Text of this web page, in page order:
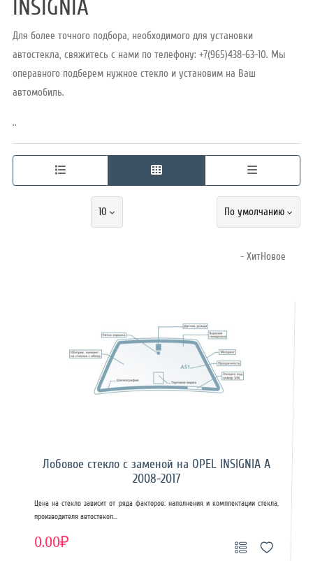
Режим
INSIGNIA
Для более точного подбора, необходимого для установки
автостекла, свяжитесь с нами по телефону: +7(965)438-63-10. Мы
операвного подберем нужное стекло и установим на Ваш
автомобиль.
..
10 По умолчанию
- ХитНовое
Лобовое стекло с заменой на OPEL INSIGNIA A
2008-2017
Цена на стекло зависит от ряда факторов: наполнения и комплектации стекла,
производителя автостекол...
0.00₽